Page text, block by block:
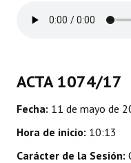
Actas de Sesión
Ejecución Presupuestaria
Actas de Audiencias
NORMATIVA
ACTA 1074/17
Fecha: 11 de mayo de
Hora de inicio: 10:13
Carácter de la Sesión: